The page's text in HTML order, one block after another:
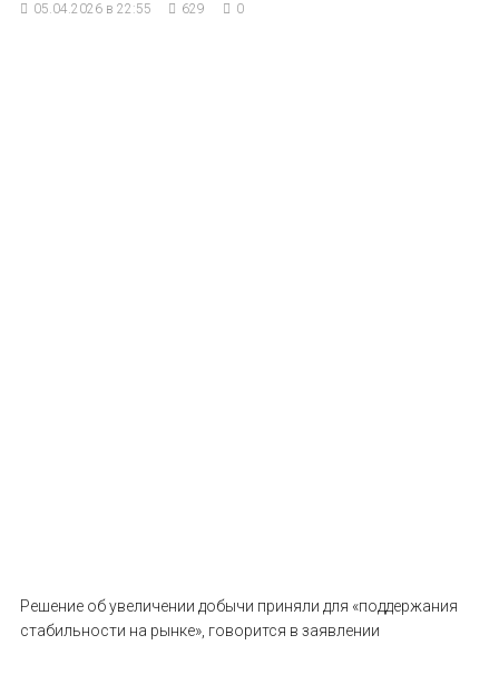
05.04.2026 в 22:55 629 0
Решение об увеличении добычи приняли для «поддержания
стабильности на рынке», говорится в заявлении